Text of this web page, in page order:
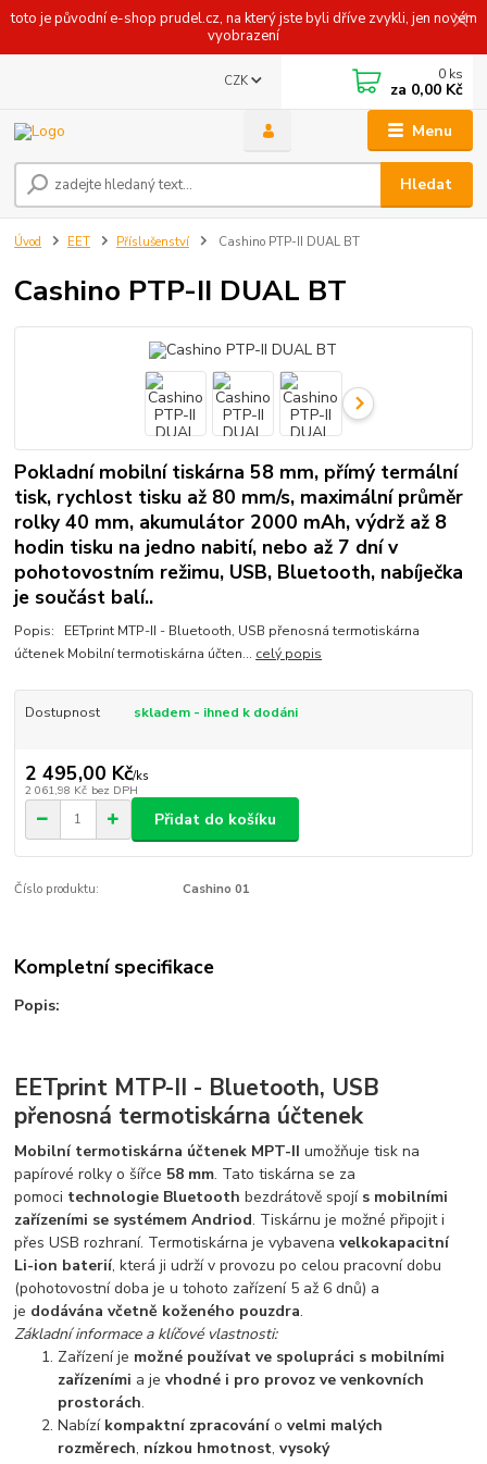
toto je původní e-shop prudel.cz, na který jste byli dříve zvykli, jen novém
vyobrazení
Menu
CZK
Hledat
0 ks
za 0,00 Kč
Úvod EET Příslušenství Cashino PTP-II DUAL BT
Cashino PTP-II DUAL BT
Pokladní mobilní tiskárna 58 mm, přímý termální
tisk, rychlost tisku až 80 mm/s, maximální průměr
rolky 40 mm, akumulátor 2000 mAh, výdrž až 8
hodin tisku na jedno nabití, nebo až 7 dní v
pohotovostním režimu, USB, Bluetooth, nabíječka
je součást balí..
Popis: EETprint MTP-II - Bluetooth, USB přenosná termotiskárna
účtenek Mobilní termotiskárna účten... celý popis
Dostupnost skladem - ihned k dodáni
2 495,00 Kč/ks
2 061,98 Kč bez DPH
Přidat do košíku
Číslo produktu: Cashino 01
Kompletní specifikace
Popis:
EETprint MTP-II - Bluetooth, USB
přenosná termotiskárna účtenek
Mobilní termotiskárna účtenek MPT-II umožňuje tisk na
papírové rolky o šířce 58 mm. Tato tiskárna se za
pomoci technologie Bluetooth bezdrátově spojí s mobilními
zařízeními se systémem Andriod. Tiskárnu je možné připojit i
přes USB rozhraní. Termotiskárna je vybavenavelkokapacitní
Li-ion baterií, která ji udrží v provozu po celou pracovní dobu
(pohotovostní doba je u tohoto zařízení 5 až 6 dnů) a
je dodávána včetně koženého pouzdra.
Základní informace a klíčové vlastnosti:
Zařízení je možné používat ve spolupráci s mobilními
zařízeními a jevhodné i pro provoz ve venkovních
prostorách.
Nabízí kompaktní zpracováníovelmi malých
rozměrech, nízkou hmotnost,vysoký